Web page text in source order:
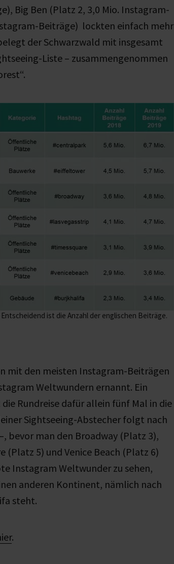
Big Ben (Platz 2, 3,0 Mio. Instagram-
Beiträge) lockten einfach mehr
der Schwarzwald mit insgesamt
Liste – zusammengenommen
ist die Anzahl der englischen Beiträge.
mit den meisten Instagram-Beiträgen
Weltwundern ernannt. Ein
Rundreise dafür allein fünf Mal in die
Sightseeing-Abstecher folgt nach
bevor man den Broadway (Platz 3),
(Platz 5) und Venice Beach (Platz 6)
Instagram Weltwunder zu sehen,
anderen Kontinent, nämlich nach
steht.
.